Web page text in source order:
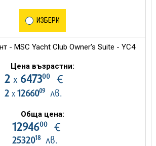
ИЗБЕРИ
- MSC Yacht Club Owner's Suite - YC4
Цена възрастни:
2 х 647300€
2 х 1266009лв.
Обща цена:
1294600€
2532018лв.